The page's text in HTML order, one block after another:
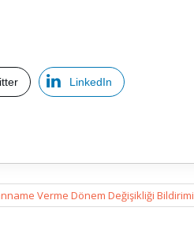
LinkedIn
Verme Dönem Değişikliği Bildirimi